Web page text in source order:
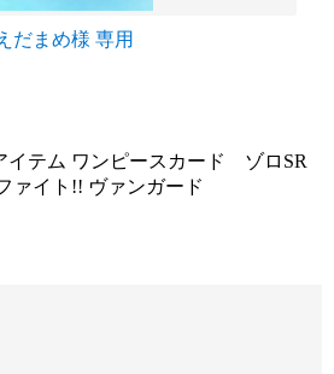
だまめ様 専用
イテム ワンピースカード ゾロSR
ァイト!! ヴァンガード